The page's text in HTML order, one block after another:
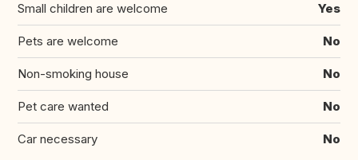
Small children are welcome Yes
Pets are welcome No
Non-smoking house No
Pet care wanted No
Car necessary No